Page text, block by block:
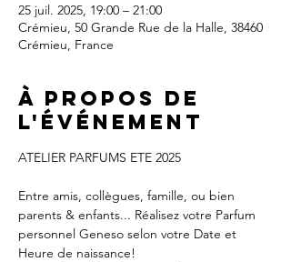
25 juil. 2025, 19:00 – 21:00
Crémieu, 50 Grande Rue de la Halle, 38460
Crémieu, France
À propos de
l'événement
ATELIER PARFUMS ETE 2025
Entre amis, collègues, famille, ou bien
parents & enfants... Réalisez votre Parfum
personnel Geneso selon votre Date et
Heure de naissance!